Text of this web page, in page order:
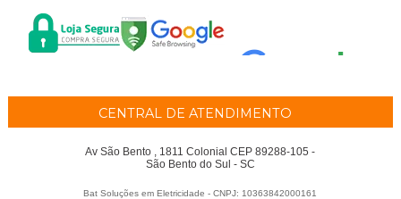
CENTRAL DE ATENDIMENTO
Av São Bento , 1811 Colonial CEP 89288-105 -
São Bento do Sul - SC
Bat Soluções em Eletricidade - CNPJ: 10363842000161